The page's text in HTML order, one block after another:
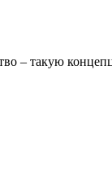
– такую